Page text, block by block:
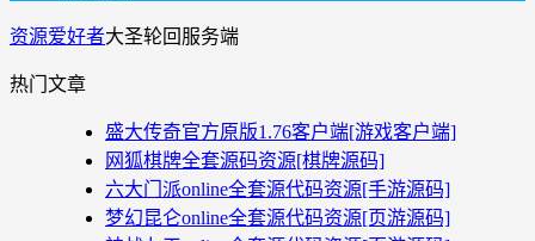
资源爱好者大圣轮回服务端
热门文章
盛大传奇官方原版1.76客户端[游戏客户端]
网狐棋牌全套源码资源[棋牌源码]
六大门派online全套源代码资源[手游源码]
梦幻昆仑online全套源代码资源[页游源码]